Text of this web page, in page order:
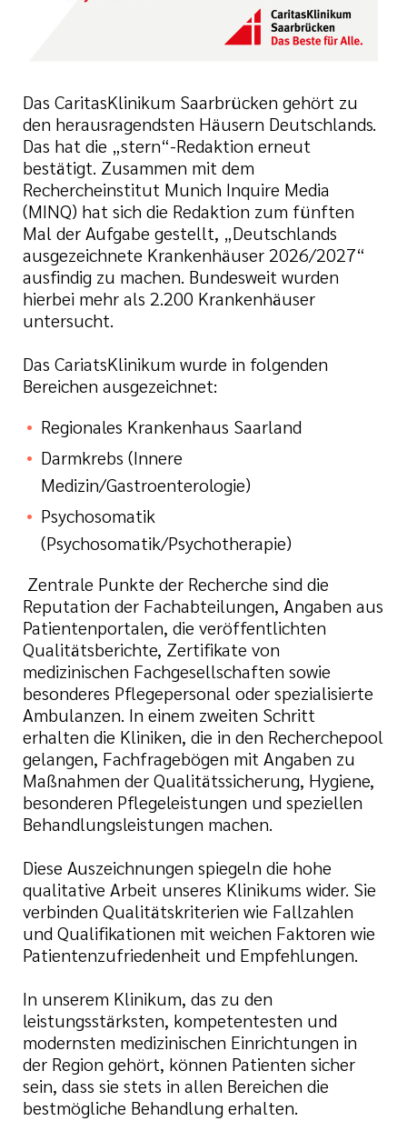
Das CaritasKlinikum Saarbrücken gehört zu
den herausragendsten Häusern Deutschlands.
Das hat die „stern“-Redaktion erneut
bestätigt. Zusammen mit dem
Rechercheinstitut Munich Inquire Media
(MINQ) hat sich die Redaktion zum fünften
Mal der Aufgabe gestellt, „Deutschlands
ausgezeichnete Krankenhäuser 2026/2027“
ausfindig zu machen. Bundesweit wurden
hierbei mehr als 2.200 Krankenhäuser
untersucht.
Das CariatsKlinikum wurde in folgenden
Bereichen ausgezeichnet:
Regionales Krankenhaus Saarland
Darmkrebs (Innere
Medizin/Gastroenterologie)
Psychosomatik
(Psychosomatik/Psychotherapie)
Zentrale Punkte der Recherche sind die
Reputation der Fachabteilungen, Angaben aus
Patientenportalen, die veröffentlichten
Qualitätsberichte, Zertifikate von
medizinischen Fachgesellschaften sowie
besonderes Pflegepersonal oder spezialisierte
Ambulanzen. In einem zweiten Schritt
erhalten die Kliniken, die in den Recherchepool
gelangen, Fachfragebögen mit Angaben zu
Maßnahmen der Qualitätssicherung, Hygiene,
besonderen Pflegeleistungen und speziellen
Behandlungsleistungen machen.
Diese Auszeichnungen spiegeln die hohe
qualitative Arbeit unseres Klinikums wider. Sie
verbinden Qualitätskriterien wie Fallzahlen
und Qualifikationen mit weichen Faktoren wie
Patientenzufriedenheit und Empfehlungen.
In unserem Klinikum, das zu den
leistungsstärksten, kompetentesten und
modernsten medizinischen Einrichtungen in
der Region gehört, können Patienten sicher
sein, dass sie stets in allen Bereichen die
bestmögliche Behandlung erhalten.